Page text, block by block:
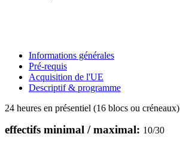
Informations générales
Pré-requis
Acquisition de l'UE
Descriptif & programme
24 heures en présentiel (16 blocs ou créneaux)
effectifs minimal / maximal: 10/30